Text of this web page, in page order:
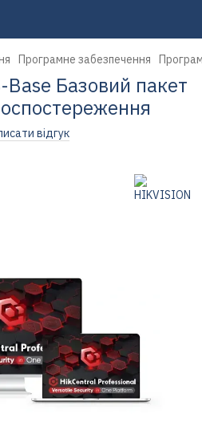
Програмне забезпечення
Базовий пакет
відгук